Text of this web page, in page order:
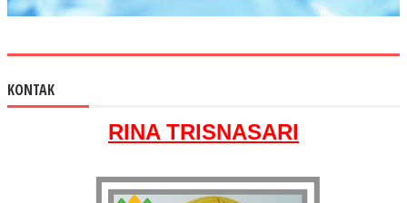
KONTAK
RINA TRISNASARI